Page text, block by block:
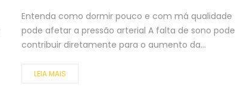
Entenda como dormir pouco e com má qualidade
pode afetar a pressão arterial A falta de sono pode
contribuir diretamente para o aumento da...
LEIA MAIS